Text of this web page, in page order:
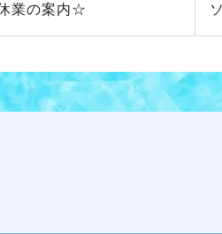
業の案内☆